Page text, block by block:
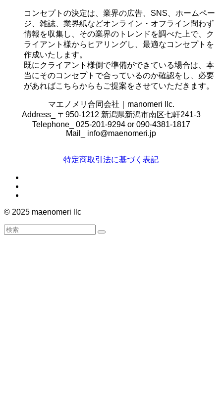
コンセプトの決定は、業界の広告、SNS、ホームペー
ジ、雑誌、業界紙などオンライン・オフライン問わず
情報を収集し、その業界のトレンドを調べた上で、ク
ライアント様からヒアリングし、最適なコンセプトを
作成いたします。
既にクライアント様側で準備ができている場合は、本
当にそのコンセプトで合っているのか確認をし、必要
があればこちらからもご提案をさせていただきます。
マエノメリ合同会社｜manomeri llc.
Address_ 〒950-1212 新潟県新潟市南区七軒241-3
Telephone_ 025-201-9294 or 090-4381-1817
Mail_ info@maenomeri.jp
特定商取引法に基づく表記
© 2025 maenomeri llc